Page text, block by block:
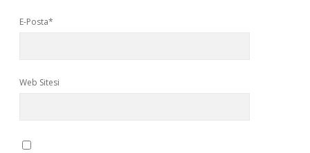
E-Posta*
Web Sitesi